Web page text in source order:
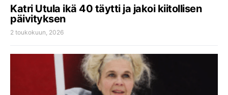
Katri Utula ikä 40 täytti ja jakoi kiitollisen
päivityksen
2 toukokuun, 2026